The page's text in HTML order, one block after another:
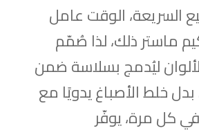
السريعة، الوقت عامل
ماستر ذلك، لذا صُمّم
ليُدمج بسلاسة ضمن
بدل خلط الأصباغ يدويًا مع
في كل مرة، يوفّر